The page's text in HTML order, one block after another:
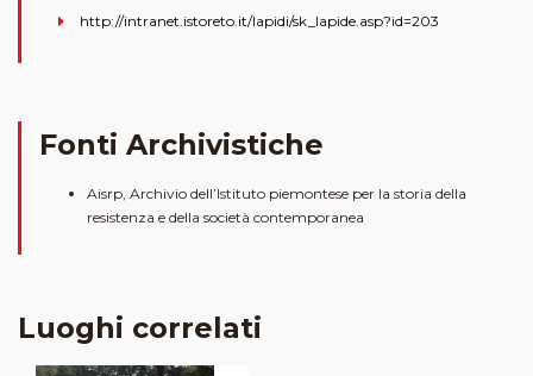
http://intranet.istoreto.it/lapidi/sk_lapide.asp?id=203
Fonti Archivistiche
Aisrp, Archivio dell’Istituto piemontese per la storia della
resistenza e della società contemporanea
Luoghi correlati